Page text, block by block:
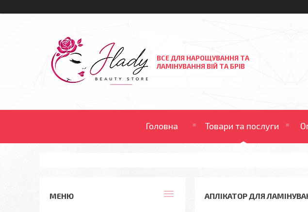
ВСЕ ДЛЯ НАРОЩУВАННЯ ТА
ЛАМІНУВАННЯ ВІЙ ТА БРІВ
Головна Товари та послуги
АПЛІКАТОР ДЛЯ